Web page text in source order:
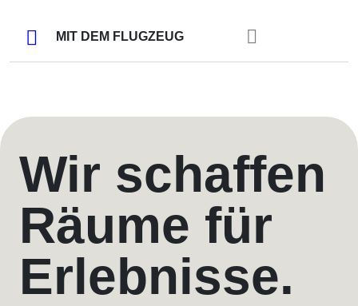
MIT DEM FLUGZEUG
Wir schaffen
Räume für
Erlebnisse.